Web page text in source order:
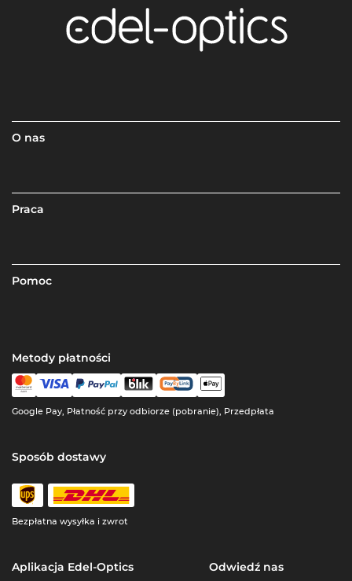
O nas
Praca
Pomoc
Metody płatności
Google Pay, Płatność przy odbiorze (pobranie), Przedpłata
Sposób dostawy
Bezpłatna wysyłka i zwrot
Aplikacja Edel-Optics Odwiedź nas